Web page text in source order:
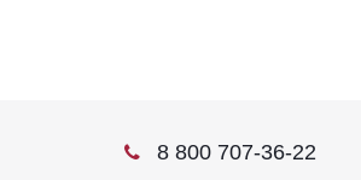
8 800 707-36-22